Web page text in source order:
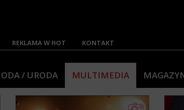
REKLAMA W HOT KONTAKT
/ URODA MULTIMEDIA